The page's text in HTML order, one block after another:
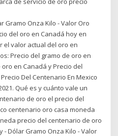
Gramo Onza Kilo - Valor Oro
del oro en Canadá hoy en
el valor actual del oro en
Precio del gramo de oro en
en Canadá y Precio del
Del Centenario En Mexico
Qué es y cuánto vale un
de oro el precio del
centenario oro casa moneda
precio del centenario de oro
- Dólar Gramo Onza Kilo - Valor